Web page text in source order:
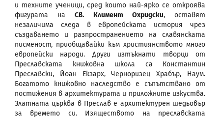
и техните ученици, сред които най-ярко се откроява
фигурата наСв. Климент Охридски, оставят
незаличима следа в европейската история чрез
създаването и разпространението на славянската
писменост, приобщавайки към християнството много
европейски народи. Други изтъкнати творци от
Преславската книжовна школа са Константин
Преславски, Йоан Екзарх, Черноризец Храбър, Наум.
Богатото книжовно наследство е съпътствано от
постижения в архитектурата и приложните изкуства.
Златната църква в Преслав е архитектурен шедьовър
за времето си. Изяществото на преславската